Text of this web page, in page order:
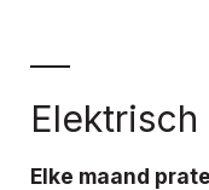
Elektrisch
Elke maand